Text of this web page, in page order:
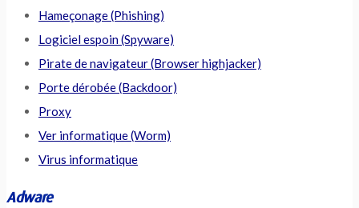
Hameçonage (Phishing)
Logiciel espoin (Spyware)
Pirate de navigateur (Browser highjacker)
Porte dérobée (Backdoor)
Proxy
Ver informatique (Worm)
Virus informatique
Adware